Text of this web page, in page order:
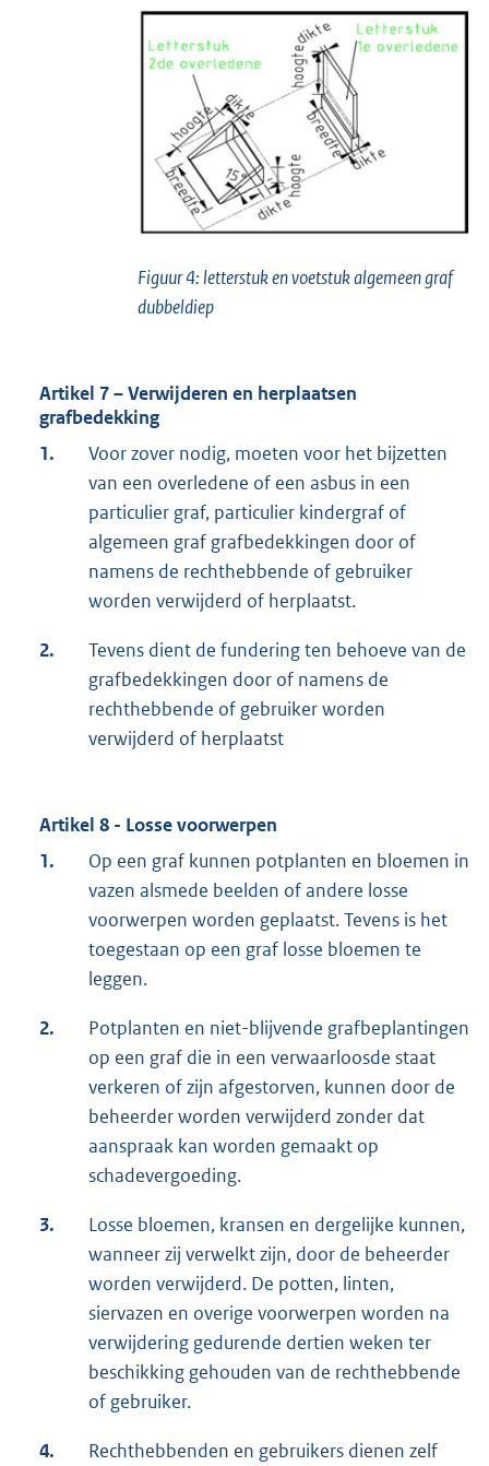
Figuur 4: letterstuk en voetstuk algemeen graf
dubbeldiep
Artikel 7 – Verwijderen en herplaatsen
grafbedekking
1.
Voor zover nodig, moeten voor het bijzetten
van een overledene of een asbus in een
particulier graf, particulier kindergraf of
algemeen graf grafbedekkingen door of
namens de rechthebbende of gebruiker
worden verwijderd of herplaatst.
2.
Tevens dient de fundering ten behoeve van de
grafbedekkingen door of namens de
rechthebbende of gebruiker worden
verwijderd of herplaatst
Artikel 8 - Losse voorwerpen
1.
Op een graf kunnen potplanten en bloemen in
vazen alsmede beelden of andere losse
voorwerpen worden geplaatst. Tevens is het
toegestaan op een graf losse bloemen te
leggen.
2.
Potplanten en niet-blijvende grafbeplantingen
op een graf die in een verwaarloosde staat
verkeren of zijn afgestorven, kunnen door de
beheerder worden verwijderd zonder dat
aanspraak kan worden gemaakt op
schadevergoeding.
3.
Losse bloemen, kransen en dergelijke kunnen,
wanneer zij verwelkt zijn, door de beheerder
worden verwijderd. De potten, linten,
siervazen en overige voorwerpen worden na
verwijdering gedurende dertien weken ter
beschikking gehouden van de rechthebbende
of gebruiker.
4.
Rechthebbenden en gebruikers dienen zelf